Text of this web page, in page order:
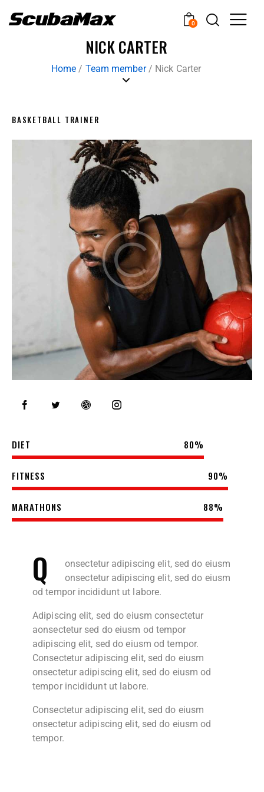
0
NICK CARTER
Home / Team member/ Nick Carter
BASKETBALL TRAINER
DIET 80%
FITNESS 90%
MARATHONS 88%
Q
onsectetur adipiscing elit, sed do eiusm
onsectetur adipiscing elit, sed do eiusm
od tempor incididunt ut labore.
Adipiscing elit, sed do eiusm consectetur
aonsectetur sed do eiusm od tempor
adipiscing elit, sed do eiusm od tempor.
Consectetur adipiscing elit, sed do eiusm
onsectetur adipiscing elit, sed do eiusm od
tempor incididunt ut labore.
Consectetur adipiscing elit, sed do eiusm
onsectetur adipiscing elit, sed do eiusm od
tempor.